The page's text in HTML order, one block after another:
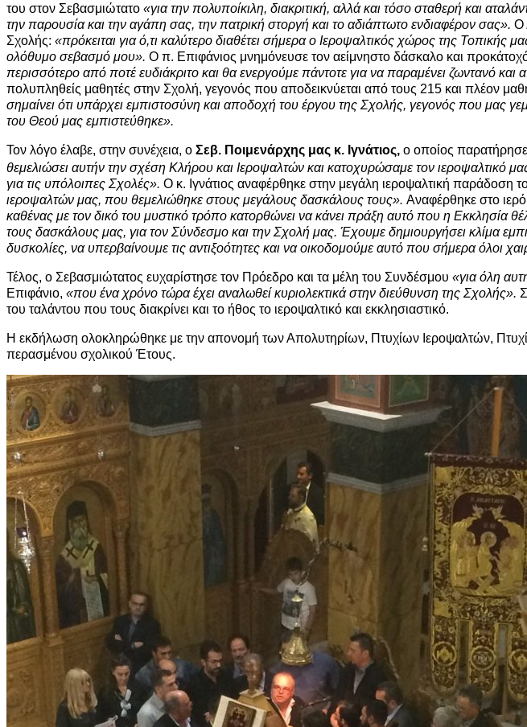
του στον Σεβασμιώτατο «για την πολυποίκιλη, διακριτική, αλλά και τόσο σταθερή και
την παρουσία και την αγάπη σας, την πατρική στοργή και το αδιάπτωτο ενδιαφέρον σας». Ο
Σχολής: «πρόκειται για ό,τι καλύτερο διαθέτει σήμερα ο Ιεροψαλτικός χώρος της
ολόθυμο σεβασμό μου». Ο π. Επιφάνιος μνημόνευσε τον αείμνηστο δάσκαλο και
περισσότερο από ποτέ ευδιάκριτο και θα ενεργούμε πάντοτε για να παραμένει ζωντανό και
πολυπληθείς μαθητές στην Σχολή, γεγονός που αποδεικνύεται από τους 215 και πλέον
σημαίνει ότι υπάρχει εμπιστοσύνη και αποδοχή του έργου της Σχολής, γεγονός που μας
του Θεού μας εμπιστεύθηκε».
Τον λόγο έλαβε, στην συνέχεια, ο Σεβ. Ποιμενάρχης μας κ. Ιγνάτιος, ο οποίος παρατήρησε
θεμελιώσει αυτήν την σχέση Κλήρου και Ιεροψαλτών και κατοχυρώσαμε τον ιεροψαλτικό
για τις υπόλοιπες Σχολές». Ο κ. Ιγνάτιος αναφέρθηκε στην μεγάλη ιεροψαλτική
ιεροψαλτών μας, που θεμελιώθηκε στους μεγάλους δασκάλους τους». Αναφέρθηκε στο
καθένας με τον δικό του μυστικό τρόπο κατορθώνει να κάνει πράξη αυτό που η
τους δασκάλους μας, για τον Σύνδεσμο και την Σχολή μας. Έχουμε δημιουργήσει κλίμα
δυσκολίες, να υπερβαίνουμε τις αντιξοότητες και να οικοδομούμε αυτό που σήμερα όλοι
Τέλος, ο Σεβασμιώτατος ευχαρίστησε τον Πρόεδρο και τα μέλη του Συνδέσμου «για όλη
Επιφάνιο, «που ένα χρόνο τώρα έχει αναλωθεί κυριολεκτικά στην διεύθυνση της Σχολής».
του ταλάντου που τους διακρίνει και το ήθος το ιεροψαλτικό και εκκλησιαστικό.
Η εκδήλωση ολοκληρώθηκε με την απονομή των Απολυτηρίων, Πτυχίων Ιεροψαλτών,
περασμένου σχολικού Έτους.